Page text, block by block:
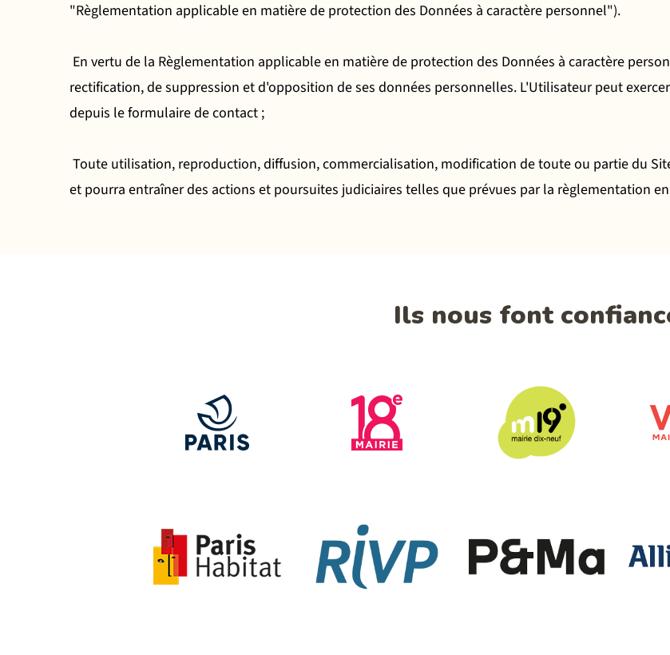
"Règlementation applicable en matière de protection des Données à caractère personnel").
En vertu de la Règlementation applicable en matière de protection des Données à caractère
rectification, de suppression et d'opposition de ses données personnelles. L'Utilisateur peut
depuis le formulaire de contact ;
Toute utilisation, reproduction, diffusion, commercialisation, modification de toute ou partie du
et pourra entraîner des actions et poursuites judiciaires telles que prévues par la règlementation
Ils nous font